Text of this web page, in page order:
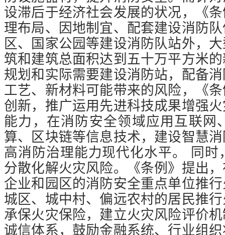
设滞后于经济社会发展的状况，《
理布局、因地制宜、配套建设消防
区、国家公园等建设消防队站外，
筑和建筑总面积达到五十万平方米
规划和实际需要建设消防站，配备
工艺、新材料可能带来的风险，《
创新，推广运用先进科技成果增强
能力，在消防安全领域应用互联网
算、区块链等信息技术，建设智慧
高消防治理能力现代化水平。
同时
分散化解火灾风险。《条例》提出
企业和园区的消防安全重点单位推
城区、城中村、偏远农村的居民推
承保火灾保险，建立火灾风险评价
诚信体系，鼓励金融系统、行业组